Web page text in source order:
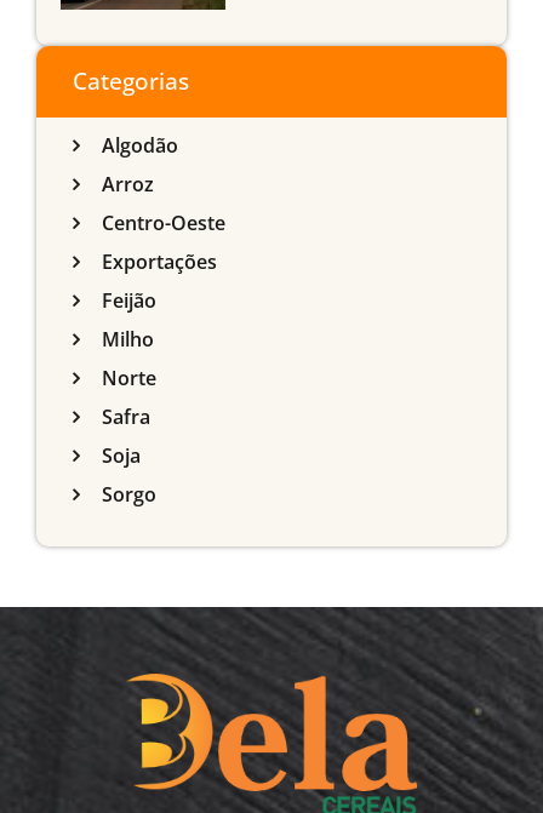
do Sul
Categorias
Algodão
Arroz
Centro-Oeste
Exportações
Feijão
Milho
Norte
Safra
Soja
Sorgo